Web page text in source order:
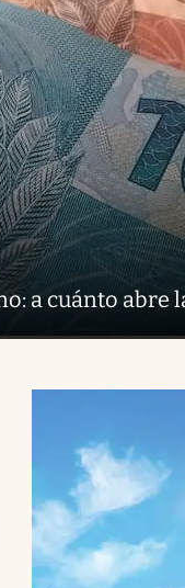
a cuánto abre